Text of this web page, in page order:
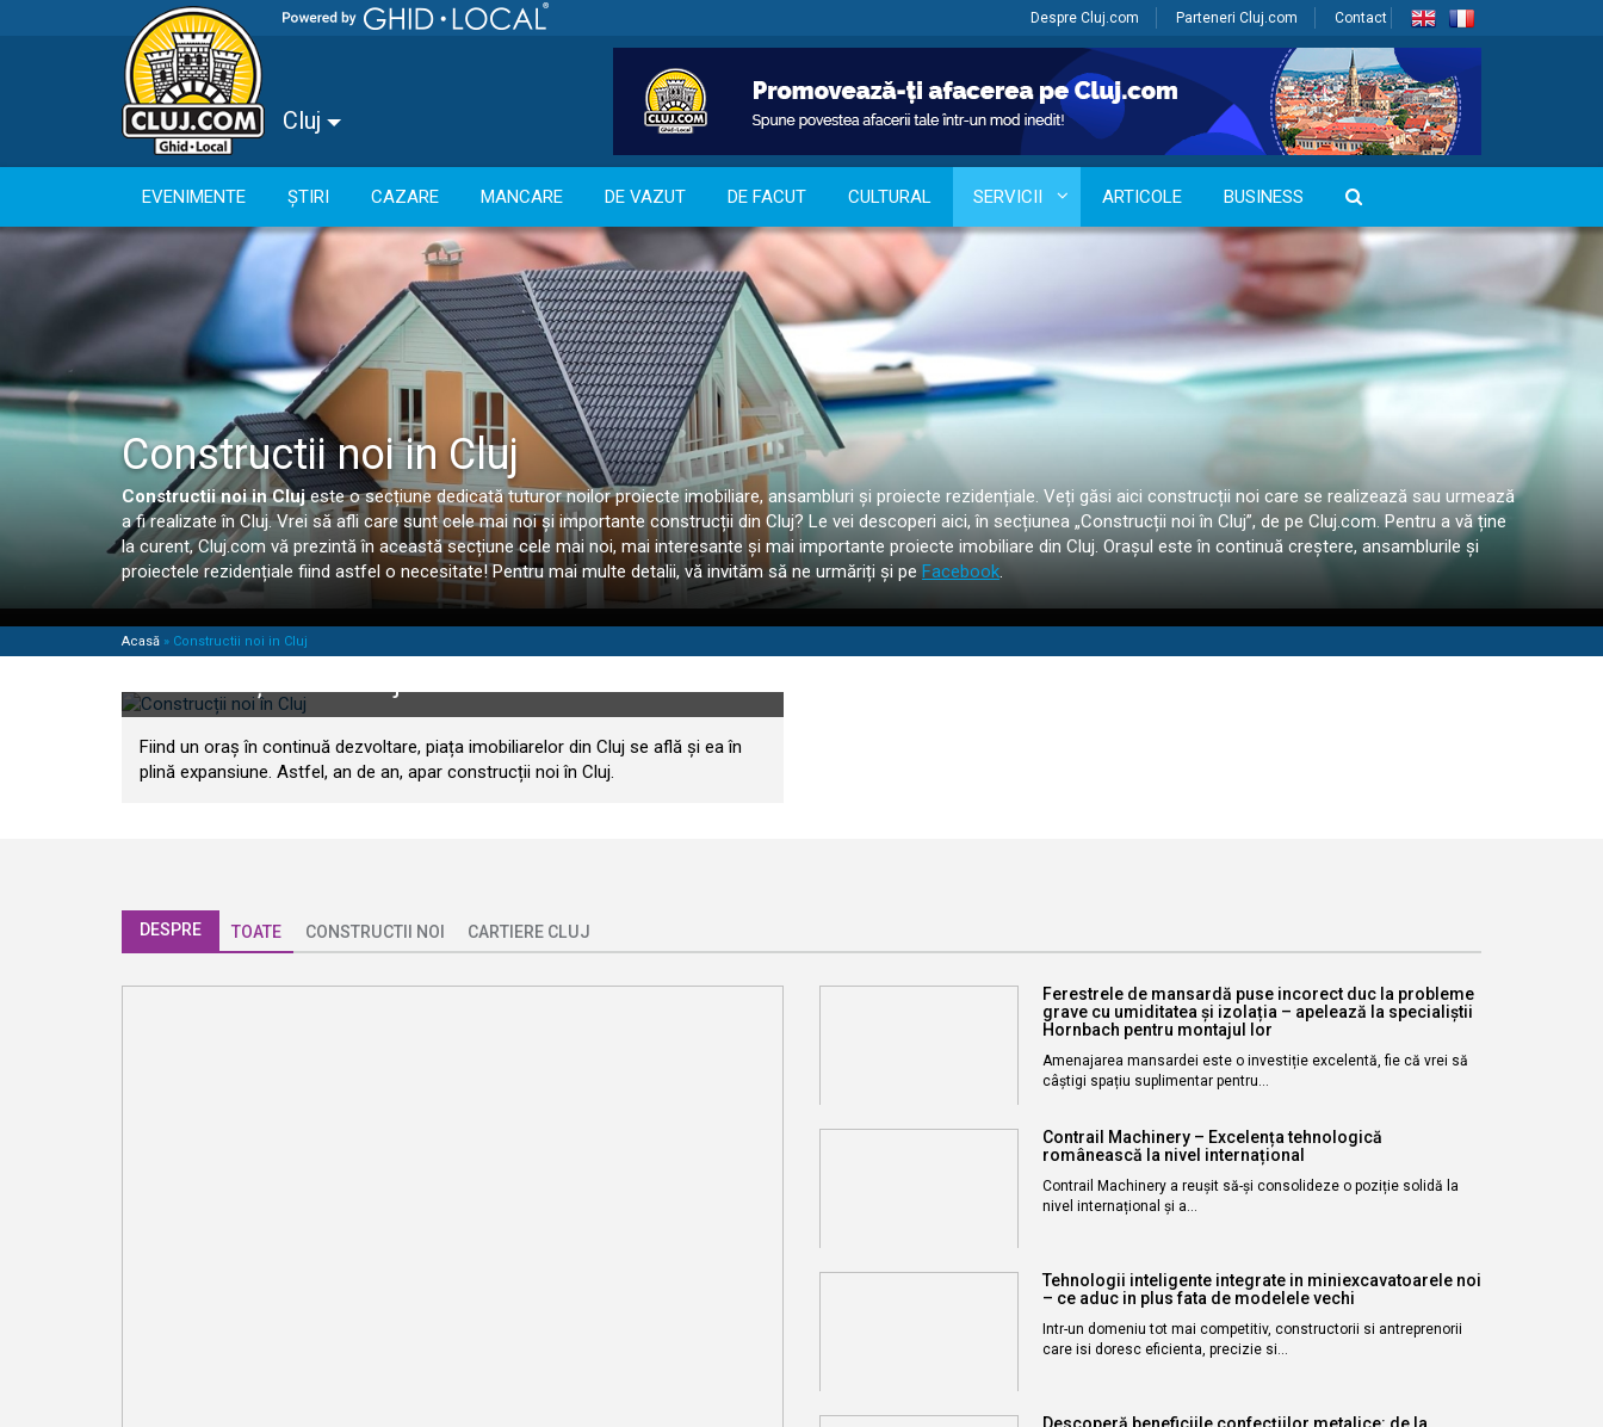
Despre Cluj.com Parteneri Cluj.com Contact
Cluj
EVENIMENTE ȘTIRI CAZARE MANCARE DE VAZUT DE FACUT CULTURAL SERVICII ARTICOLE BUSINESS
Constructii noi in Cluj
Constructii noi in Clujeste o secțiune dedicată tuturor noilor proiecte imobiliare, ansambluri și proiecte rezidențiale. Veți găsi aici construcții noi care se realizează sau urmează
a fi realizate în Cluj. Vrei să afli care sunt cele mai noi și importante construcții din Cluj? Le vei descoperi aici, în secțiunea „Construcții noi în Cluj”, de pe Cluj.com. Pentru a vă ține
la curent, Cluj.com vă prezintă în această secțiune cele mai noi, mai interesante și mai importante proiecte imobiliare din Cluj. Orașul este în continuă creștere, ansamblurile și
proiectele rezidențiale fiind astfel o necesitate! Pentru mai multe detalii, vă invităm să ne urmăriți și pe Facebook.
Acasă » Constructii noi in Cluj
Fiind un oraș în continuă dezvoltare, piața imobiliarelor din Cluj se află și ea în
plină expansiune. Astfel, an de an, apar construcții noi în Cluj.
DESPRE TOATE CONSTRUCTII NOI CARTIERE CLUJ
Ferestrele de mansardă puse incorect duc la probleme
grave cu umiditatea și izolația – apelează la specialiștii
Hornbach pentru montajul lor
Amenajarea mansardei este o investiție excelentă, fie că vrei să
câștigi spațiu suplimentar pentru…
Contrail Machinery – Excelența tehnologică
românească la nivel internațional
Contrail Machinery a reușit să-și consolideze o poziție solidă la
nivel internațional și a…
Tehnologii inteligente integrate in miniexcavatoarele noi
– ce aduc in plus fata de modelele vechi
Intr-un domeniu tot mai competitiv, constructorii si antreprenorii
care isi doresc eficienta, precizie si…
Descoperă beneficiile confecţiilor metalice: de la